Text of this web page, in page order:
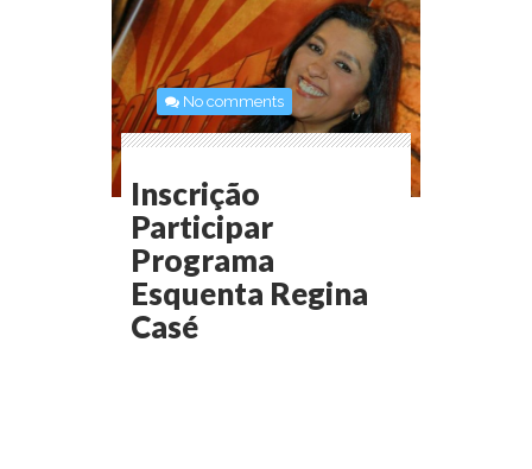
No comments
Inscrição
Participar
Programa
Esquenta Regina
Casé